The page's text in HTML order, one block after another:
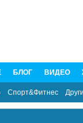
БЛОГ ВИДЕО
Спорт&Фитнес Други